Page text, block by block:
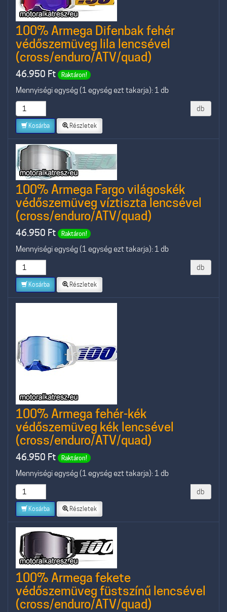
100% Armega Difenbak fehér
védőszemüveg lila lencsével
(cross/enduro/ATV/quad)
46.950 Ft Raktáron!
Mennyiségi egység (1 egység ezt takarja): 1 db
db
Kosárba Részletek
100% Armega Fargo világoskék
védőszemüveg víztiszta lencsével
(cross/enduro/ATV/quad)
46.950 Ft Raktáron!
Mennyiségi egység (1 egység ezt takarja): 1 db
db
Kosárba Részletek
100% Armega fehér-kék
védőszemüveg kék lencsével
(cross/enduro/ATV/quad)
46.950 Ft Raktáron!
Mennyiségi egység (1 egység ezt takarja): 1 db
db
Kosárba Részletek
100% Armega fekete
védőszemüveg füstszínű lencsével
(cross/enduro/ATV/quad)